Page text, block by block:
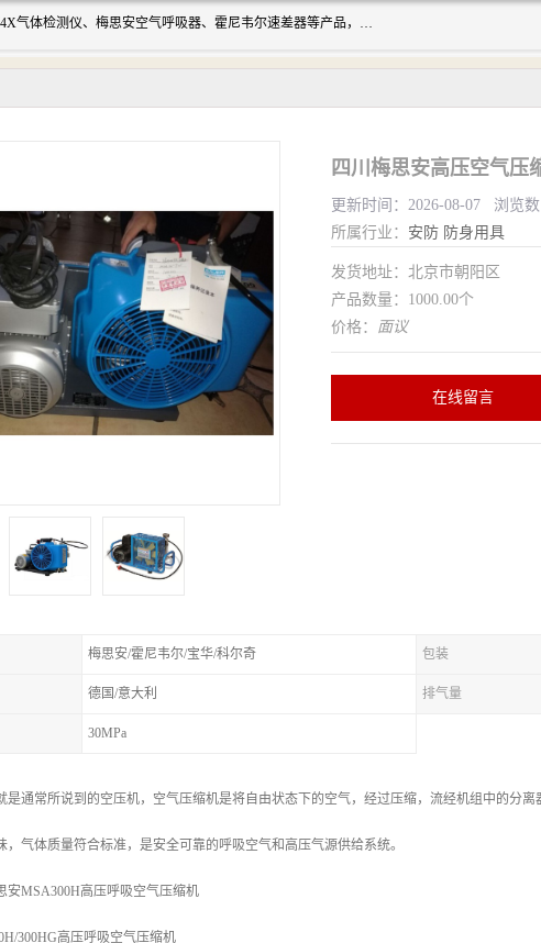
北京中创汇安科贸有限公司专业生产救援三脚架、天鹰4X气体检测仪、梅思安空气呼吸器、霍尼韦尔速差器等产品，品质保障，价格合理，欢迎在线致电咨询。
四川梅思安高压空气压
更新时间：2026-08-07 浏览数
所属行业： 安防 防身用具
发货地址：北京市朝阳区
产品数量：1000.00个
价格： 面议
在线留言
梅思安/霍尼韦尔/宝华/科尔奇 包装
德国/意大利 排气量
30MPa
是通常所说到的空压机，空气压缩机是将自由状态下的空气，经过压缩，流经机组中的分
，气体质量符合标准，是安全可靠的呼吸空气和高压气源供给系统。
安MSA300H高压呼吸空气压缩机
300HG高压呼吸空气压缩机